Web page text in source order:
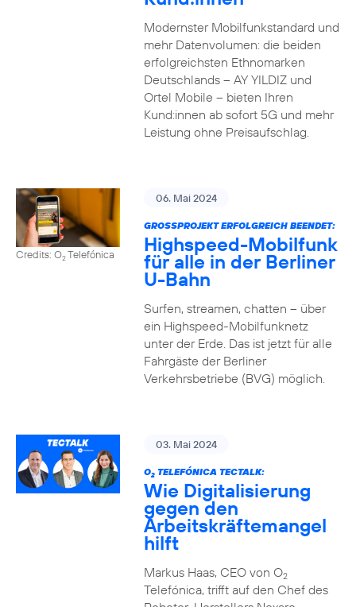
Modernster Mobilfunkstandard und
mehr Datenvolumen: die beiden
erfolgreichsten Ethnomarken
Deutschlands – AY YILDIZ und
Ortel Mobile – bieten Ihren
Kund:innen ab sofort 5G und mehr
Leistung ohne Preisaufschlag.
Credits: O2Telefónica
06. Mai 2024
GROSSPROJEKT ERFOLGREICH BEENDET:
Highspeed-Mobilfunk
für alle in der Berliner
U-Bahn
Surfen, streamen, chatten – über
ein Highspeed-Mobilfunknetz
unter der Erde. Das ist jetzt für alle
Fahrgäste der Berliner
Verkehrsbetriebe (BVG) möglich.
03. Mai 2024
O2TELEFÓNICA TECTALK:
Wie Digitalisierung
gegen den
Arbeitskräftemangel
hilft
Markus Haas, CEO von O2
Telefónica, trifft auf den Chef des